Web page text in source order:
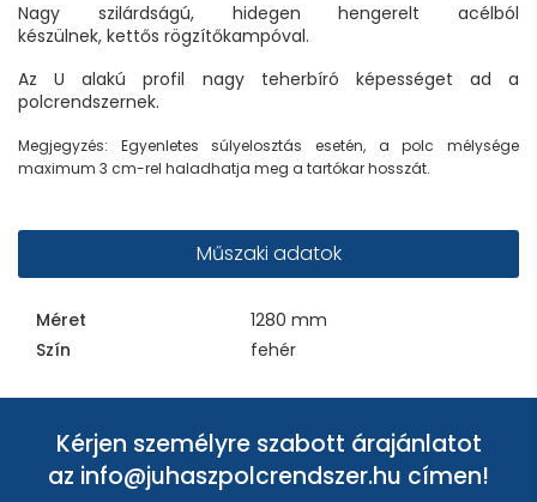
Nagy szilárdságú, hidegen hengerelt acélból
készülnek, kettős rögzítőkampóval.
Az U alakú profil nagy teherbíró képességet ad a
polcrendszernek.
Megjegyzés: Egyenletes súlyelosztás esetén, a polc mélysége
maximum 3 cm-rel haladhatja meg a tartókar hosszát.
Műszaki adatok
Méret
1280 mm
Szín
fehér
Kérjen személyre szabott árajánlatot
az info@juhaszpolcrendszer.hu címen!